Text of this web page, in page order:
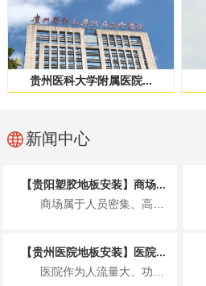
贵州医科大学附属医院...
新闻中心
【贵阳塑胶地板安装】商场...
商场属于人员密集、高频使用的公共商业空间，塑胶地板的安装不仅要满足美观整洁的展...
【贵州医院地板安装】医院...
医院作为人流量大、功能分区复杂、卫生要求非常高的特殊场所，地板安装并非简单铺装...